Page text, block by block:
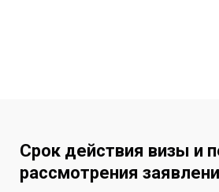
Срок действия визы и
рассмотрения